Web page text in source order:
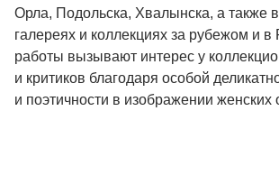
Орла, Подольска, Хвалынска, а также
галереях и коллекциях за рубежом и в
работы вызывают интерес у
и критиков благодаря особой
и поэтичности в изображении женских